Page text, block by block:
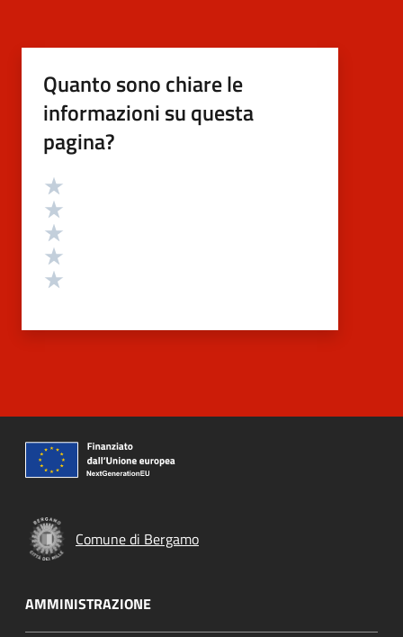
Quanto sono chiare le
informazioni su questa
pagina?
Valutazione
Comune di Bergamo
AMMINISTRAZIONE